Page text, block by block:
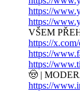
https://
https://
VŠEM
https://
https://
https://
🤠 |
https://